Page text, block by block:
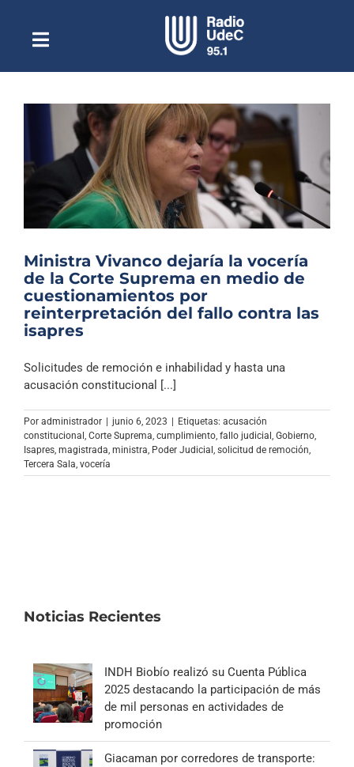
contenidoToggle
NavigationEscuchar Radio UdeC en vivo
Quiénes Somos
Programación
Podcast
Noticias
Columnas
Música Clásica
Archivo Sonoro
Ministra Vivanco dejaría la vocería
de la Corte Suprema en medio de
cuestionamientos por
reinterpretación del fallo contra las
isapres
Solicitudes de remoción e inhabilidad y hasta una
acusación constitucional [...]
Por administrador | junio 6, 2023 | Etiquetas: acusación
constitucional Corte Suprema cumplimiento fallo judicial Gobierno
Isapres magistrada ministra Poder Judicial solicitud de remoción
Tercera Sala vocería
Noticias Recientes
INDH Biobío realizó su Cuenta Pública
2025 destacando la participación de más
de mil personas en actividades de
promoción
Giacaman por corredores de transporte: